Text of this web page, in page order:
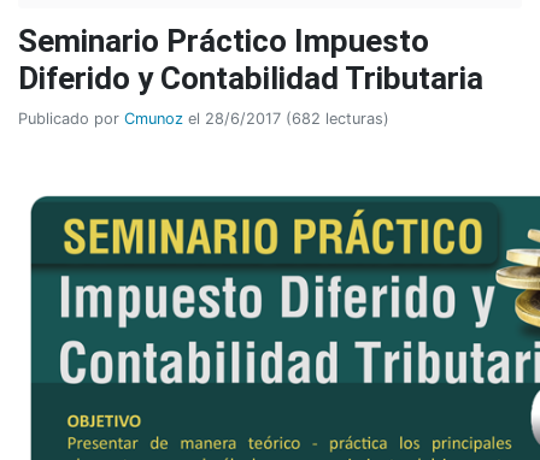
Seminario Práctico Impuesto
Diferido y Contabilidad Tributaria
Publicado por Cmunoz el 28/6/2017 (682 lecturas)